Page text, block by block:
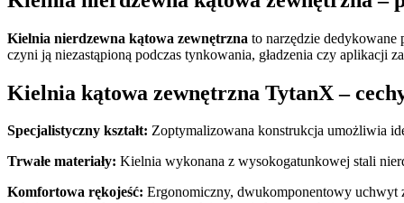
Kielnia nierdzewna kątowa zewnętrzna to narzędzie
czyni ją niezastąpioną podczas tynkowania, gładzenia czy aplikacji
Kielnia kątowa zewnętrzna TytanX –
Specjalistyczny kształt: Zoptymalizowana konstrukcja umożliwia
Trwałe materiały: Kielnia wykonana z wysokogatunkowej stali
Komfortowa rękojeść: Ergonomiczny, dwukomponentowy uchwyt